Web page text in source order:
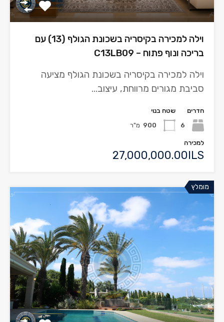
וילה למכירה בקיסריה בשכונת הגולף (13) עם
בריכה ונוף פתוח – C13LB09
וילה למכירה בקיסריה בשכונת הגולף מציעה
סביבת מגורים מרווחת, עיצוב…
חדרים
6
שטח בנוי
900 מ"ר
למכירה
27,000,000.00ILS
מומלץ